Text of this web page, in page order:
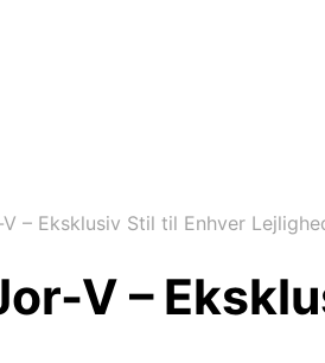
V – Eksklusiv Stil til Enhver
V –